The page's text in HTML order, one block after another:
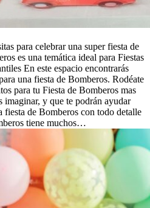
para celebrar una super fiesta de
es una temática ideal para Fiestas
En este espacio encontrarás
una fiesta de Bomberos. Rodéate
para tu Fiesta de Bomberos mas
imaginar, y que te podrán ayudar
fiesta de Bomberos con todo detalle
tiene muchos…